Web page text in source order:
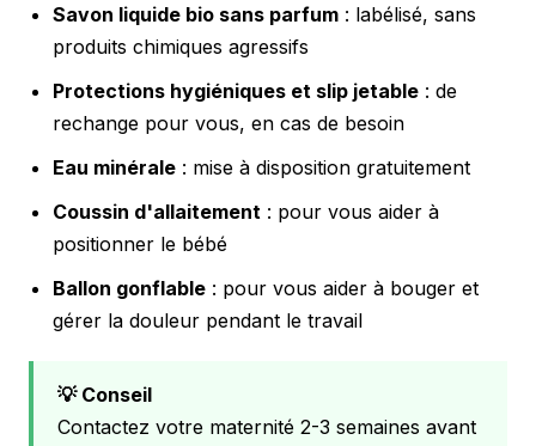
Savon liquide bio sans parfum : labélisé, sans
produits chimiques agressifs
Protections hygiéniques et slip jetable : de
rechange pour vous, en cas de besoin
Eau minérale : mise à disposition gratuitement
Coussin d'allaitement : pour vous aider à
positionner le bébé
Ballon gonflable : pour vous aider à bouger et
gérer la douleur pendant le travail
💡 Conseil
Contactez votre maternité 2-3 semaines avant